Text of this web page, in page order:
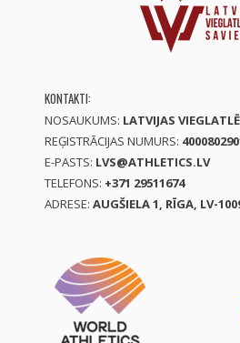
KONTAKTI:
NOSAUKUMS: LATVIJAS
REĢISTRĀCIJAS NUMURS:
E-PASTS: LVS@ATHLETICS.LV
TELEFONS: +371 29511674
ADRESE: AUGŠIELA 1, RĪGA, LV-